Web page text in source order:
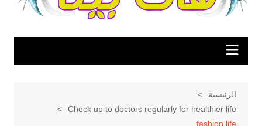
الرئيسية
Check up to doctors regularly for healthier life
fashion life